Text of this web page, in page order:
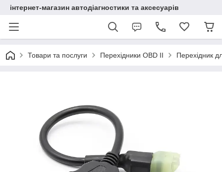
інтернет-магазин автодіагностики та аксесуарів
Товари та послуги Перехідники OBD II Перехідник